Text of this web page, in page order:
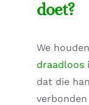
Straling:
doet?
We
draadloos
dat die